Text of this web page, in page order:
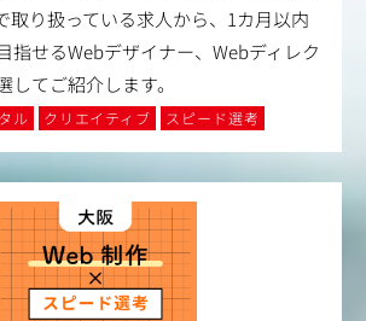
取り扱っている求人から、1カ月以内
指せるWebデザイナー、Webディレク
してご紹介します。
ル クリエイティブ スピード選考